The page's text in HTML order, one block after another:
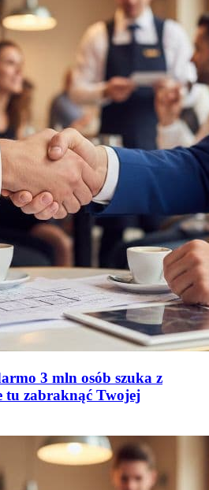
3 mln osób szuka z
tu zabraknąć Twojej